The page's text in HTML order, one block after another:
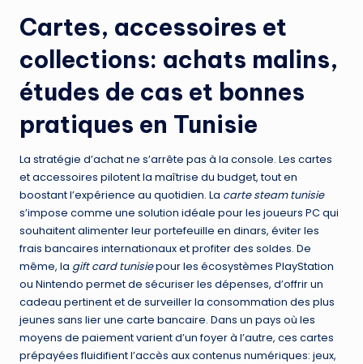
Cartes, accessoires et
collections: achats malins,
études de cas et bonnes
pratiques en Tunisie
La stratégie d’achat ne s’arrête pas à la console. Les cartes
et accessoires pilotent la maîtrise du budget, tout en
boostant l’expérience au quotidien. La carte steam tunisie
s’impose comme une solution idéale pour les joueurs PC qui
souhaitent alimenter leur portefeuille en dinars, éviter les
frais bancaires internationaux et profiter des soldes. De
même, la gift card tunisiepour les écosystèmes PlayStation
ou Nintendo permet de sécuriser les dépenses, d’offrir un
cadeau pertinent et de surveiller la consommation des plus
jeunes sans lier une carte bancaire. Dans un pays où les
moyens de paiement varient d’un foyer à l’autre, ces cartes
prépayées fluidifient l’accès aux contenus numériques: jeux,